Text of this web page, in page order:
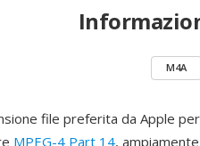
M4A
file preferita da Apple
MPEG-4 Part 14,